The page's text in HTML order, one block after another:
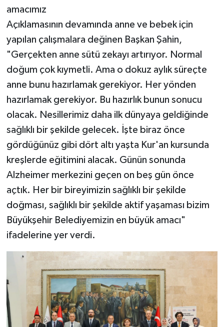
amacımız
Açıklamasının devamında anne ve bebek için
yapılan çalışmalara değinen Başkan Şahin,
"Gerçekten anne sütü zekayı artırıyor. Normal
doğum çok kıymetli. Ama o dokuz aylık süreçte
anne bunu hazırlamak gerekiyor. Her yönden
hazırlamak gerekiyor. Bu hazırlık bunun sonucu
olacak. Nesillerimiz daha ilk dünyaya geldiğinde
sağlıklı bir şekilde gelecek. İşte biraz önce
gördüğünüz gibi dört altı yaşta Kur'an kursunda
kreşlerde eğitimini alacak. Günün sonunda
Alzheimer merkezini geçen on beş gün önce
açtık. Her bir bireyimizin sağlıklı bir şekilde
doğması, sağlıklı bir şekilde aktif yaşaması bizim
Büyükşehir Belediyemizin en büyük amacı"
ifadelerine yer verdi.